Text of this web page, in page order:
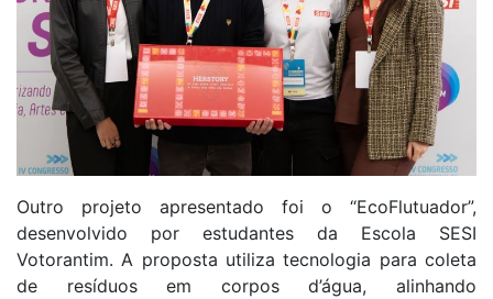
Outro projeto apresentado foi o “EcoFlutuador”,
desenvolvido por estudantes da Escola SESI
Votorantim. A proposta utiliza tecnologia para coleta
de resíduos em corpos d’água, alinhando